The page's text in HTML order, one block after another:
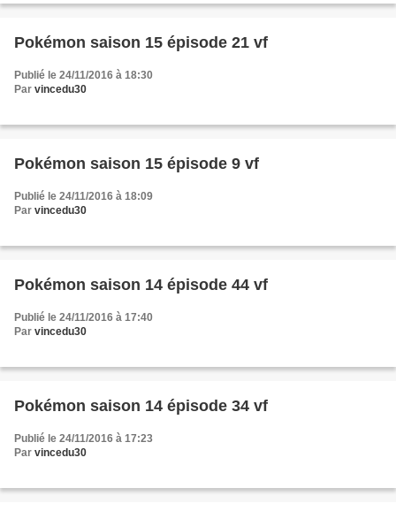
Pokémon saison 15 épisode 21 vf
Publié le 24/11/2016 à 18:30
Par vincedu30
Pokémon saison 15 épisode 9 vf
Publié le 24/11/2016 à 18:09
Par vincedu30
Pokémon saison 14 épisode 44 vf
Publié le 24/11/2016 à 17:40
Par vincedu30
Pokémon saison 14 épisode 34 vf
Publié le 24/11/2016 à 17:23
Par vincedu30